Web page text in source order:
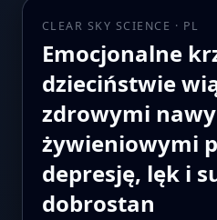
CLEAR SKY SCIENCE · PL
Emocjonalne
dzieciństwie
zdrowymi
żywieniowymi
depresję, lęk i
dobrostan